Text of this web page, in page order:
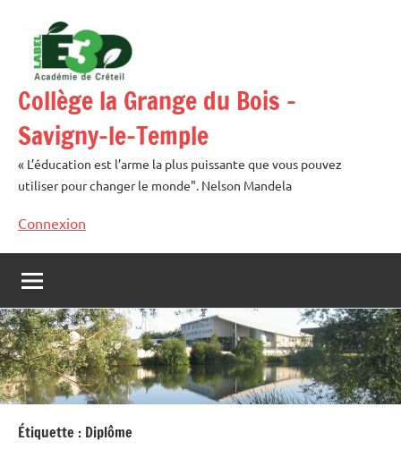
contenu
Collège la Grange du Bois –
Savigny-le-Temple
« L’éducation est l’arme la plus puissante que vous pouvez
utiliser pour changer le monde". Nelson Mandela
Connexion
Étiquette : Diplôme